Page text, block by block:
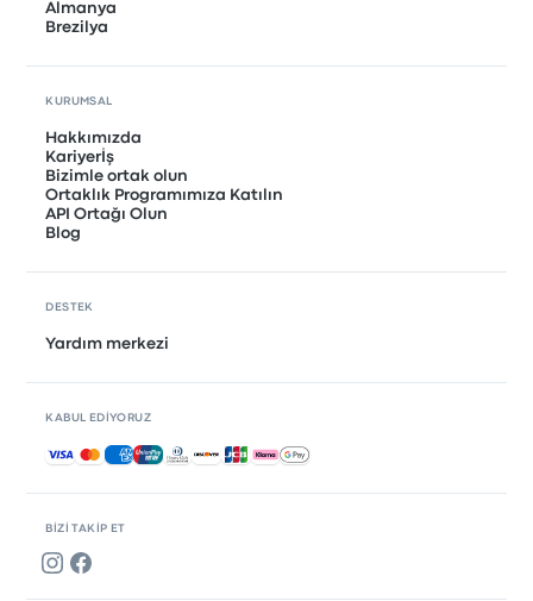
BIZI TAKIP ET
Almanya
Brezilya
KURUMSAL
Hakkımızda
Kariyerİş
Bizimle ortak olun
Ortaklık Programımıza Katılın
API Ortağı Olun
Blog
DESTEK
Yardım merkezi
KABUL EDIYORUZ
Kabul edilen ödemeler